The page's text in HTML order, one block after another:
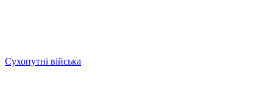
Сухопутні війська